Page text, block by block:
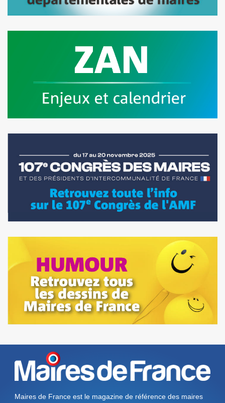
Maires de France est le magazine de référence des maires